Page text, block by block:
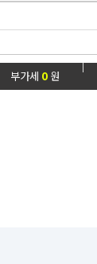
부가세 0 원